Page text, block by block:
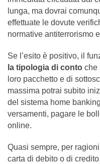
lunga, ma dovrai
effettuate le dovute
normative antiterrorismo
Se l’esito è positivo, il
la tipologia di conto che
loro pacchetto e di
massima potrai subito
del sistema home
versamenti, pagare le
online.
Quasi sempre, per
carta di debito o di